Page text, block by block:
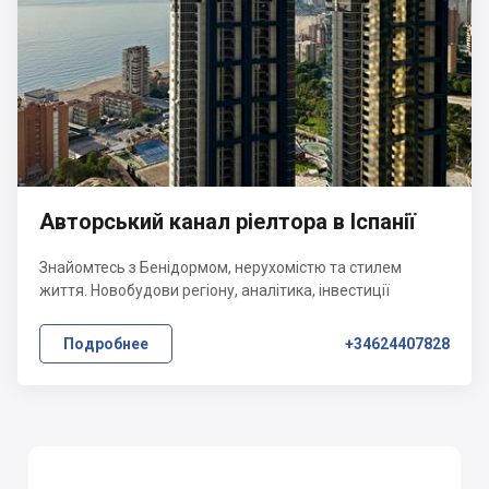
Авторський канал ріелтора в Іспанії
Знайомтесь з Бенідормом, нерухомістю та стилем
життя. Новобудови регіону, аналітика, інвестиції
Подробнее +34624407828